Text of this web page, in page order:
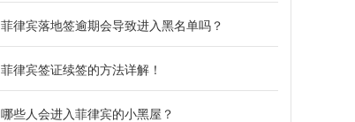
菲律宾落地签逾期会导致进入黑名单吗？
菲律宾签证续签的方法详解！
哪些人会进入菲律宾的小黑屋？